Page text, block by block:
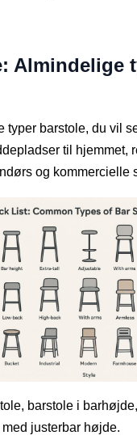
Almindelige
typer barstole, du vil
til hjemmet,
og kommercielle
barstole i
justerbar højde.